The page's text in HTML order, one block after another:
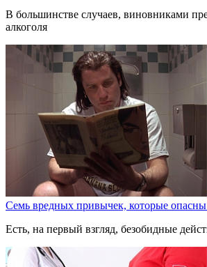
В большинстве случаев, виновниками
алкоголя
Семь вредных привычек, которые опасны
Есть, на первый взгляд, безобидные